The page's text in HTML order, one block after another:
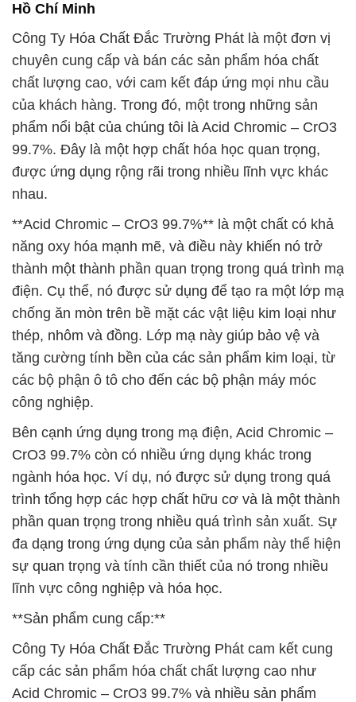
Hồ Chí Minh
Công Ty Hóa Chất Đắc Trường Phát là một đơn vị
chuyên cung cấp và bán các sản phẩm hóa chất
chất lượng cao, với cam kết đáp ứng mọi nhu cầu
của khách hàng. Trong đó, một trong những sản
phẩm nổi bật của chúng tôi là Acid Chromic – CrO3
99.7%. Đây là một hợp chất hóa học quan trọng,
được ứng dụng rộng rãi trong nhiều lĩnh vực khác
nhau.
**Acid Chromic – CrO3 99.7%** là một chất có khả
năng oxy hóa mạnh mẽ, và điều này khiến nó trở
thành một thành phần quan trọng trong quá trình mạ
điện. Cụ thể, nó được sử dụng để tạo ra một lớp mạ
chống ăn mòn trên bề mặt các vật liệu kim loại như
thép, nhôm và đồng. Lớp mạ này giúp bảo vệ và
tăng cường tính bền của các sản phẩm kim loại, từ
các bộ phận ô tô cho đến các bộ phận máy móc
công nghiệp.
Bên cạnh ứng dụng trong mạ điện, Acid Chromic –
CrO3 99.7% còn có nhiều ứng dụng khác trong
ngành hóa học. Ví dụ, nó được sử dụng trong quá
trình tổng hợp các hợp chất hữu cơ và là một thành
phần quan trọng trong nhiều quá trình sản xuất. Sự
đa dạng trong ứng dụng của sản phẩm này thể hiện
sự quan trọng và tính cần thiết của nó trong nhiều
lĩnh vực công nghiệp và hóa học.
**Sản phẩm cung cấp:**
Công Ty Hóa Chất Đắc Trường Phát cam kết cung
cấp các sản phẩm hóa chất chất lượng cao như
Acid Chromic – CrO3 99.7% và nhiều sản phẩm